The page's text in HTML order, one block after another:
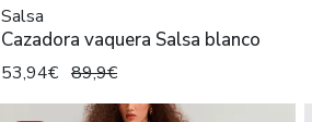
Salsa
Cazadora vaquera Salsa blanco
53,94€ 89,9€